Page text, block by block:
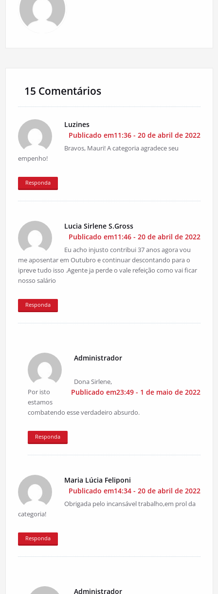
15 Comentários
Luzines
Publicado em11:36 - 20 de abril de 2022
Bravos, Mauri! A categoria agradece seu
empenho!
Responda
Lucia Sirlene S.Gross
Publicado em11:46 - 20 de abril de 2022
Eu acho injusto contribui 37 anos agora vou
me aposentar em Outubro e continuar descontando para o
ipreve tudo isso .Agente ja perde o vale refeição como vai ficar
nosso salário
Responda
Administrador
Publicado em23:49 - 1 de maio de 2022
Dona Sirlene,
Por isto
estamos
combatendo esse verdadeiro absurdo.
Responda
Maria Lúcia Feliponi
Publicado em14:34 - 20 de abril de 2022
Obrigada pelo incansável trabalho,em prol da
categoria!
Responda
Administrador